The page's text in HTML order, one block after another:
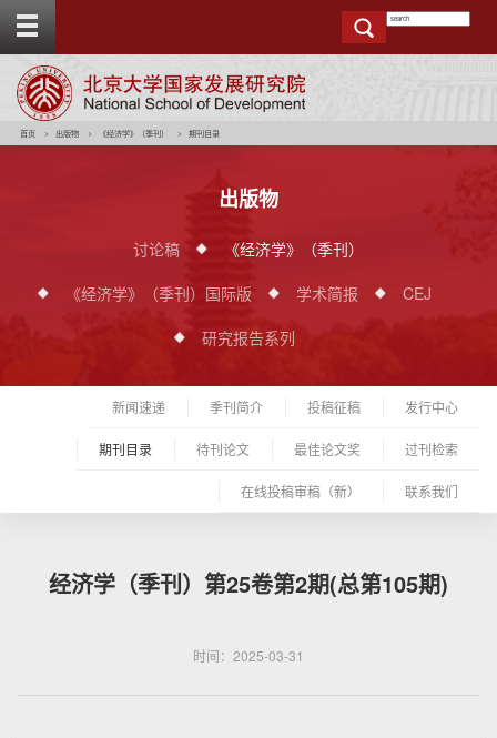
t
首页 出版物 《经济学》（季刊） 期刊目录
出版物
讨论稿
《经济学》（季刊）
《经济学》（季刊）国际版
学术简报
CEJ
研究报告系列
新闻速递 季刊简介 投稿征稿 发行中心
期刊目录 待刊论文 最佳论文奖 过刊检索
在线投稿审稿（新） 联系我们
经济学（季刊）第25卷第2期(总第105期)
时间：2025-03-31